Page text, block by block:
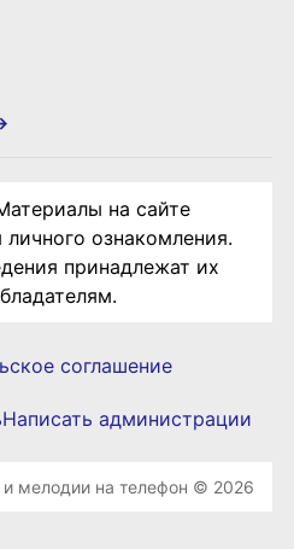
на сайте
ознакомления.
принадлежат их
соглашение
Написать администрации
мелодии на телефон © 2026